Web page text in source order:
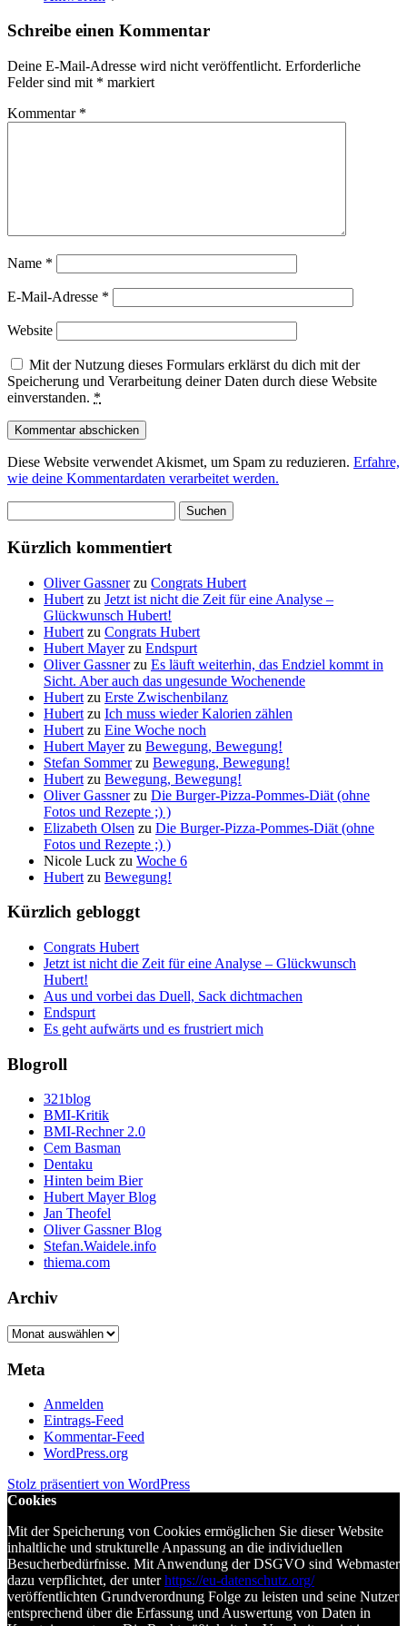
Schreibe einen Kommentar
Deine E-Mail-Adresse wird nicht veröffentlicht. Erforderliche
Felder sind mit * markiert
Kommentar *
Name *
E-Mail-Adresse *
Website
Mit der Nutzung dieses Formulars erklärst du dich mit der
Speicherung und Verarbeitung deiner Daten durch diese Website
einverstanden. *
Diese Website verwendet Akismet, um Spam zu reduzieren. Erfahre,
wie deine Kommentardaten verarbeitet werden.
nach:
Kürzlich kommentiert
Oliver Gassnerzu Congrats Hubert
Hubert zu Jetzt ist nicht die Zeit für eine Analyse –
Glückwunsch Hubert!
Hubert zu Congrats Hubert
Hubert Mayerzu Endspurt
Oliver Gassnerzu Es läuft weiterhin, das Endziel kommt in
Sicht. Aber auch das ungesunde Wochenende
Hubert zu Erste Zwischenbilanz
Hubert zu Ich muss wieder Kalorien zählen
Hubert zu Eine Woche noch
Hubert Mayerzu Bewegung, Bewegung!
Stefan Sommerzu Bewegung, Bewegung!
Hubert zu Bewegung, Bewegung!
Oliver Gassnerzu Die Burger-Pizza-Pommes-Diät (ohne
Fotos und Rezepte ;) )
Elizabeth Olsen zu Die Burger-Pizza-Pommes-Diät (ohne
Fotos und Rezepte ;) )
Nicole Luck zu Woche 6
Hubert zu Bewegung!
Kürzlich gebloggt
Congrats Hubert
Jetzt ist nicht die Zeit für eine Analyse – Glückwunsch
Hubert!
Aus und vorbei das Duell, Sack dichtmachen
Endspurt
Es geht aufwärts und es frustriert mich
Blogroll
321blog
BMI-Kritik
BMI-Rechner 2.0
Cem Basman
Dentaku
Hinten beim Bier
Hubert Mayer Blog
Jan Theofel
Oliver Gassner Blog
Stefan.Waidele.info
thiema.com
Archiv
Archiv
Meta
Anmelden
Eintrags-Feed
Kommentar-Feed
WordPress.org
Stolz präsentiert von WordPress
Cookies
Mit der Speicherung von Cookies ermöglichen Sie dieser Website
inhaltliche und strukturelle Anpassung an die individuellen
Besucherbedürfnisse. Mit Anwendung der DSGVO sind Webmaster
dazu verpflichtet, der unterhttps://eu-datenschutz.org/
veröffentlichten Grundverordnung Folge zu leisten und seine Nutzer
entsprechend über die Erfassung und Auswertung von Daten in